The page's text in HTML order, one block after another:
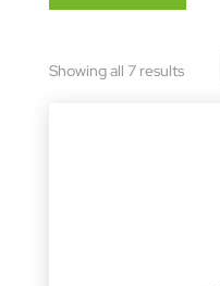
Showing all 7 resultsSorted